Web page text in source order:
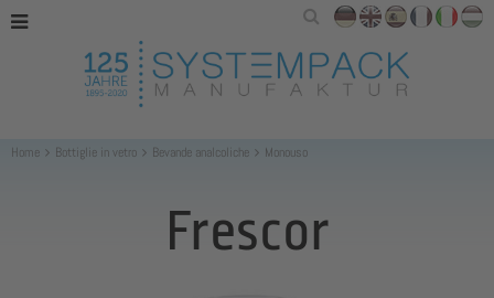
Home Bottiglie in vetro Bevande analcoliche Monouso
Frescor